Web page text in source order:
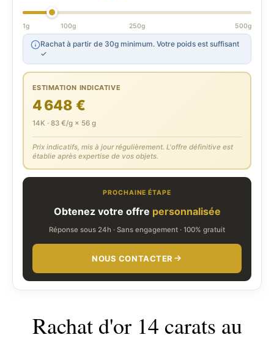
1g 100g 250g 500g
Rachat à partir de 30g minimum. Votre poids est suffisant
✓
ESTIMATION INDICATIVE
4 648 €
14K · 83 €/g × 56 g
Prix indicatifs, mis à jour régulièrement. L'offre définitive est
établie après expertise de vos objets.
PROCHAINE ÉTAPE
Obtenez votre offre personnalisée
Réponse sous 24h · Sans engagement · 100% gratuit
NOUS CONTACTER
Rachat d'or 14 carats au